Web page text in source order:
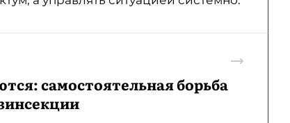
самостоятельная борьба